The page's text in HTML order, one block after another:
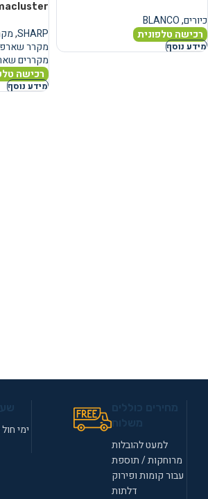
כיורים,
BLANCO
רכישה טלפונית
מידע נוסף
SHARP
,
מקרר שארפ
מקררים
רכישה
מידע נוסף
למעט להובלות
מרוחקות / תוספת
עבור קומות ופירוק
דלתות